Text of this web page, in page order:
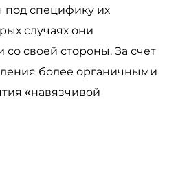
под специфику их
случаях они
со своей стороны. За счет
более органичными
«навязчивой